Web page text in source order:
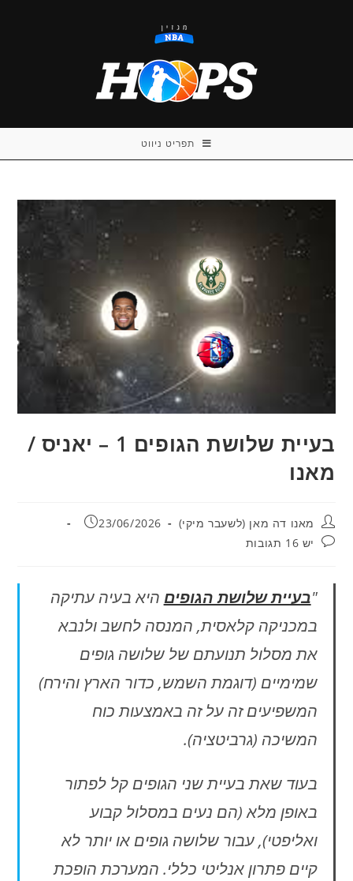
תפריט ניווט
בעיית שלושת הגופים 1 – יאניס /
מאנו
מחבר:מאנו דה מאן (לשעבר מיקי) פורסם:
23/06/2026
תגובות:
יש 16 תגובות
"בעיית שלושת הגופים היא בעיה עתיקה
במכניקה קלאסית, המנסה לחשב ולנבא
את מסלול תנועתם של שלושה גופים
שמימיים (דוגמת השמש, כדור הארץ והירח)
המשפיעים זה על זה באמצעות כוח
המשיכה (גרביטציה).
בעוד שאת בעיית שני הגופים קל לפתור
באופן מלא (הם נעים במסלול קבוע
ואליפטי), עבור שלושה גופים או יותר לא
קיים פתרון אנליטי כללי. המערכת הופכת